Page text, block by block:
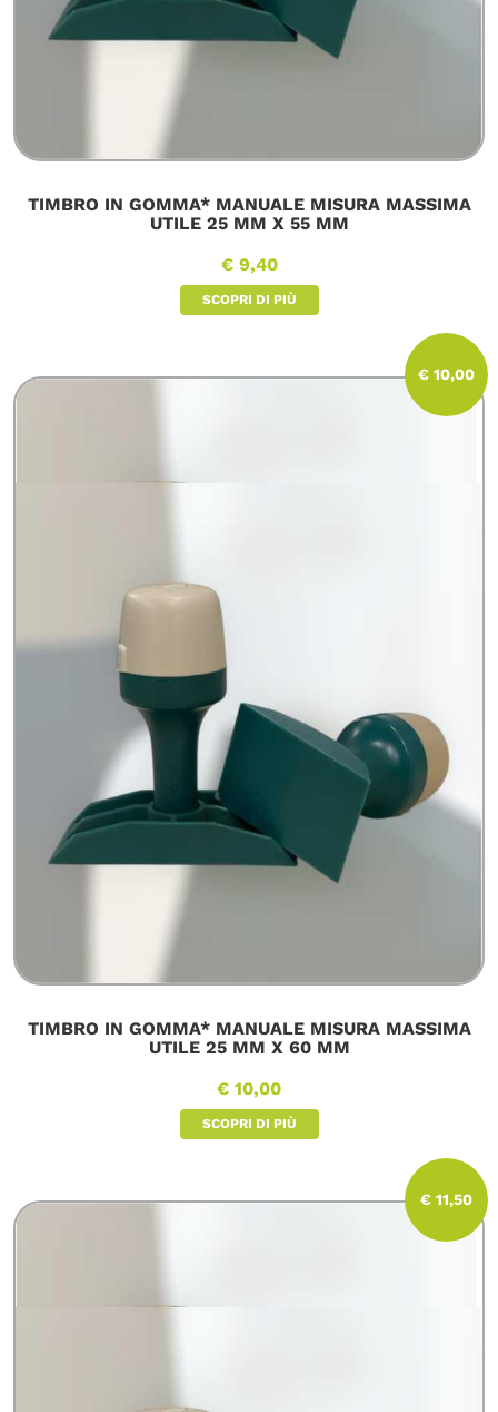
TIMBRO IN GOMMA* MANUALE MISURA MASSIMA
UTILE 25 MM X 55 MM
€ 9,40
SCOPRI DI PIÙ
TIMBRO IN GOMMA* MANUALE MISURA MASSIMA
UTILE 25 MM X 60 MM
€ 10,00
SCOPRI DI PIÙ
€ 10,00
€ 11,50